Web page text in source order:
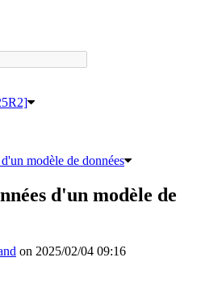
modèle de données
d'un modèle de
on 2025/02/04 09:16